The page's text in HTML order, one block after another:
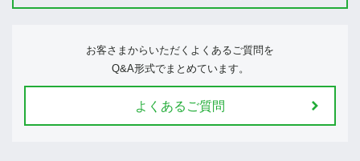
お客さまからいただくよくあるご質問を
Q&A形式でまとめています。
よくあるご質問